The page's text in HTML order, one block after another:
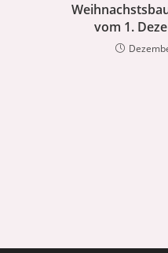
vom 1.